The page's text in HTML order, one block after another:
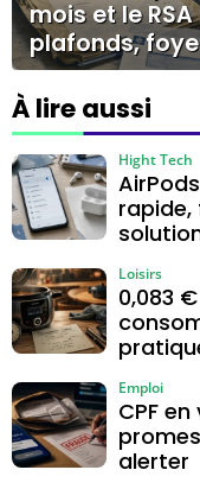
mois et le RSA
plafonds,
forfait
À lire aussi
Hight Tech
0,083
Loisirs
CPF
alerter
Emploi